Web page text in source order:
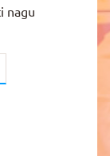
nagu